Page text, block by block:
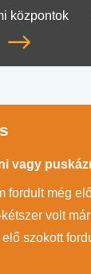
központok
vagy
fordult még
volt
szokott